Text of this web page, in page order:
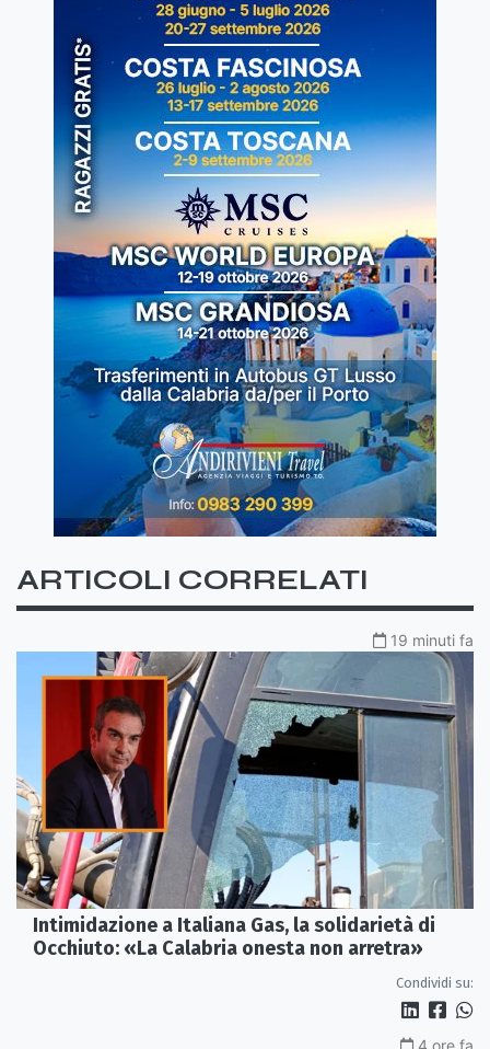
ARTICOLI CORRELATI
19 minuti fa
Intimidazione a Italiana Gas, la solidarietà di
Occhiuto: «La Calabria onesta non arretra»
Condividi su: